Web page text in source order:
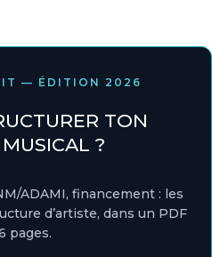
— ÉDITION 2026
TON
?
ADAMI, financement : les
d’artiste, dans un PDF
pages.